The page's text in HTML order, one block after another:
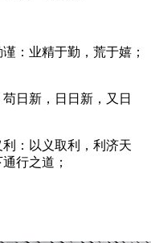
：业精于勤，荒于嬉；
日新，日日新，又日
：以义取利，利济天
行之道；